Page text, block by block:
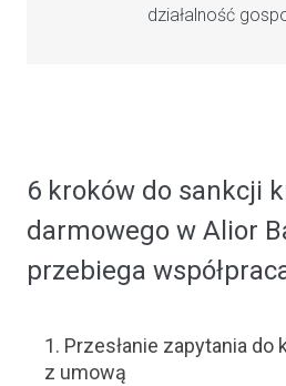
działalność
6 kroków do sankcji
darmowego w Alior
przebiega
1. Przesłanie zapytania do
z umową